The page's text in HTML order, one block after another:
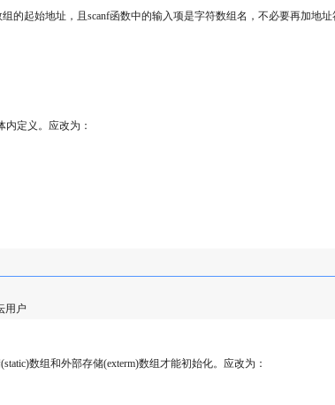
的起始地址，且scanf函数中的输入项是字符数组名，不必要再加地址
定义。应改为：
户
数组和外部存储(exterm)数组才能初始化。应改为：